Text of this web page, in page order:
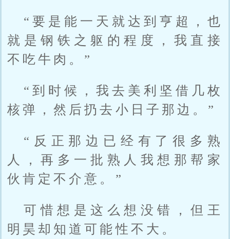
“要是能一天就达到亨超，也
就是钢铁之躯的程度，我直接
不吃牛肉。”
“到时候，我去美利坚借几枚
核弹，然后扔去小日子那边。”
“反正那边已经有了很多熟
人，再多一批熟人我想那帮家
伙肯定不介意。”
可惜想是这么想没错，但王
明昊却知道可能性不大。